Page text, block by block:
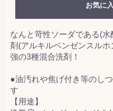
お気に
なんと苛性ソーダである(
剤(アルキルベンゼンスル
強の3種混合洗剤！
●油汚れや焦げ付き等のし
す
【用途】